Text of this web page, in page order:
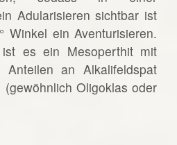
Adularisieren sichtbar ist
Winkel ein Aventurisieren.
ist es ein Mesoperthit mit
Anteilen an Alkalifeldspat
(gewöhnlich Oligoklas oder